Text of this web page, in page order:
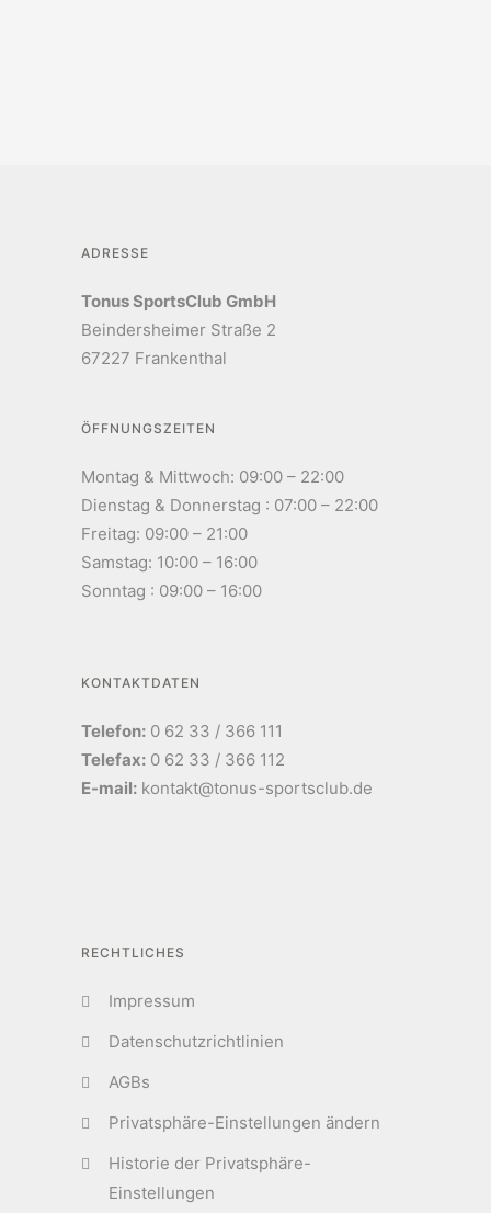
ADRESSE
Tonus SportsClub GmbH
Beindersheimer Straße 2
67227 Frankenthal
ÖFFNUNGSZEITEN
Montag & Mittwoch: 09:00 – 22:00
Dienstag & Donnerstag : 07:00 – 22:00
Freitag: 09:00 – 21:00
Samstag: 10:00 – 16:00
Sonntag : 09:00 – 16:00
KONTAKTDATEN
Telefon: 0 62 33 / 366 111
Telefax: 0 62 33 / 366 112
E-mail: kontakt@tonus-sportsclub.de
RECHTLICHES
Impressum
Datenschutzrichtlinien
AGBs
Privatsphäre-Einstellungen ändern
Historie der Privatsphäre-
Einstellungen